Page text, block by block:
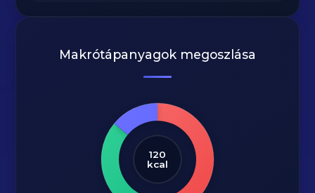
Makrótápanyagok megoszlása
120
kcal